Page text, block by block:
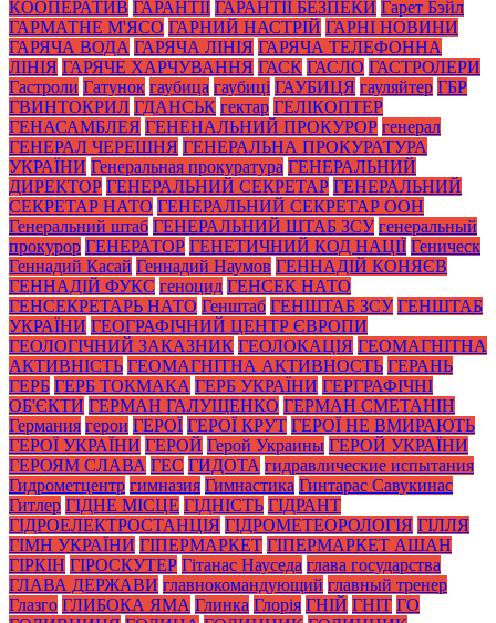
КООПЕРАТИВ ГАРАНТІЇ ГАРАНТІЇ БЕЗПЕКИ Гарет Бэйл
ГАРМАТНЕ М'ЯСО ГАРНИЙ НАСТРІЙ ГАРНІ НОВИНИ
ГАРЯЧА ВОДА ГАРЯЧА ЛІНІЯ ГАРЯЧА ТЕЛЕФОННА
ЛІНІЯ ГАРЯЧЕ ХАРЧУВАННЯ ГАСК ГАСЛО ГАСТРОЛЕРИ
Гастроли Гатунок гаубица гаубиці ГАУБИЦЯ гауляйтер ГБР
ГВИНТОКРИЛ ГДАНСЬК гектар ГЕЛІКОПТЕР
ГЕНАСАМБЛЕЯ ГЕНЕНАЛЬНИЙ ПРОКУРОР генерал
ГЕНЕРАЛ ЧЕРЕШНЯ ГЕНЕРАЛЬНА ПРОКУРАТУРА
УКРАЇНИ Генеральная прокуратура ГЕНЕРАЛЬНИЙ
ДИРЕКТОР ГЕНЕРАЛЬНИЙ СЕКРЕТАР ГЕНЕРАЛЬНИЙ
СЕКРЕТАР НАТО ГЕНЕРАЛЬНИЙ СЕКРЕТАР ООН
Генеральний штаб ГЕНЕРАЛЬНИЙ ШТАБ ЗСУ генеральный
прокурор ГЕНЕРАТОР ГЕНЕТИЧНИЙ КОД НАЦІЇ Геническ
Геннадий Касай Геннадий Наумов ГЕННАДІЙ КОНЯЄВ
ГЕННАДІЙ ФУКС геноцид ГЕНСЕК НАТО
ГЕНСЕКРЕТАРЬ НАТО Генштаб ГЕНШТАБ ЗСУ ГЕНШТАБ
УКРАЇНИ ГЕОГРАФІЧНИЙ ЦЕНТР ЄВРОПИ
ГЕОЛОГІЧНИЙ ЗАКАЗНИК ГЕОЛОКАЦІЯ ГЕОМАГНІТНА
АКТИВНІСТЬ ГЕОМАГНІТНА АКТИВНОСТЬ ГЕРАНЬ
ГЕРБ ГЕРБ ТОКМАКА ГЕРБ УКРАЇНИ ГЕРГРАФІЧНІ
ОБ'ЄКТИ ГЕРМАН ГАЛУЩЕНКО ГЕРМАН СМЕТАНІН
Германия герои ГЕРОЇ ГЕРОЇ КРУТ ГЕРОЇ НЕ ВМИРАЮТЬ
ГЕРОЇ УКРАЇНИ ГЕРОЙ Герой Украины ГЕРОЙ УКРАЇНИ
ГЕРОЯМ СЛАВА ГЕС ГИДОТА гидравлические испытания
Гидрометцентр гимназия Гимнастика Гинтарас Савукинас
Гитлер ГІДНЕ МІСЦЕ ГІДНІСТЬ ГІДРАНТ
ГІДРОЕЛЕКТРОСТАНЦІЯ ГІДРОМЕТЕОРОЛОГІЯ ГІЛЛЯ
ГІМН УКРАЇНИ ГІПЕРМАРКЕТ ГІПЕРМАРКЕТ АШАН
ГІРКІН ГІРОСКУТЕР Гітанас Науседа глава государства
ГЛАВА ДЕРЖАВИ главнокомандующий главный тренер
Глазго ГЛИБОКА ЯМА Глинка Глорія ГНІЙ ГНІТ ГО